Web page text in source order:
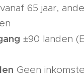
65 jaar,
±90 landen
Geen